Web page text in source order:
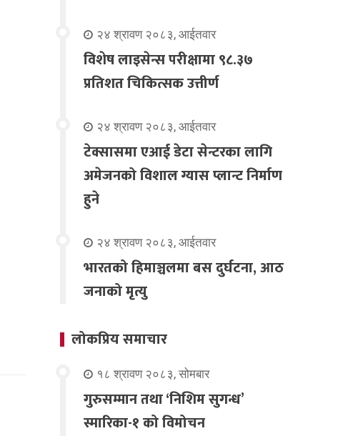
२४ श्रावण २०८३, आईतवार
विशेष लाइसेन्स परीक्षामा ९८.३७
प्रतिशत चिकित्सक उत्तीर्ण
२४ श्रावण २०८३, आईतवार
टेक्सासमा एआई डेटा सेन्टरका लागि
अमेजनको विशाल ग्यास प्लान्ट निर्माण
हुने
२४ श्रावण २०८३, आईतवार
भारतको हिमाञ्चलमा बस दुर्घटना, आठ
जनाको मृत्यु
लोकप्रिय समाचार
१८ श्रावण २०८३, सोमबार
गुरुसम्मान तथा ‘निशिम सुगन्ध’
स्मारिका-१ को विमोचन